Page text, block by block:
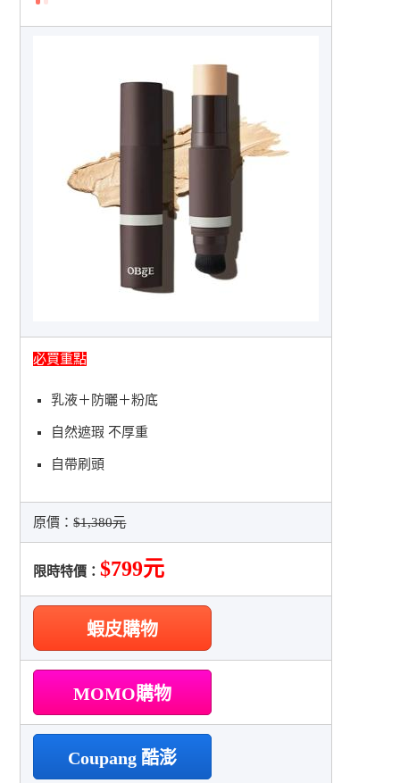
必買重點
乳液＋防曬＋粉底
自然遮瑕 不厚重
自帶刷頭
原價：$1,380元
限時特價：$799元
蝦皮購物
MOMO購物
Coupang 酷澎